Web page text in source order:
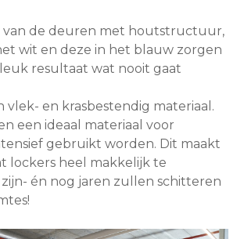
van de deuren met houtstructuur,
wit en deze in het blauw zorgen
resultaat wat nooit gaat
vlek- en krasbestendig materiaal.
een ideaal materiaal voor
gebruikt worden. Dit maakt
lockers heel makkelijk te
én nog jaren zullen schitteren